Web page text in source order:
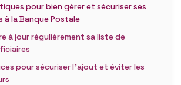
pour bien gérer et sécuriser ses
à la Banque Postale
à jour régulièrement sa liste de
pour sécuriser l’ajout et éviter les